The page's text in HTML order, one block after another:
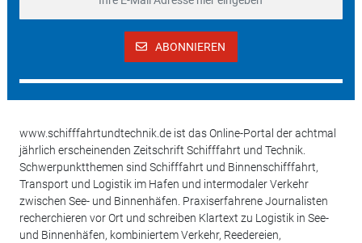
ABONNIEREN
www.schifffahrtundtechnik.de ist das Online-Portal der achtmal
jährlich erscheinenden Zeitschrift Schifffahrt und Technik.
Schwerpunktthemen sind Schifffahrt und Binnenschifffahrt,
Transport und Logistik im Hafen und intermodaler Verkehr
zwischen See- und Binnenhäfen. Praxiserfahrene Journalisten
recherchieren vor Ort und schreiben Klartext zu Logistik in See-
und Binnenhäfen, kombiniertem Verkehr, Reedereien,